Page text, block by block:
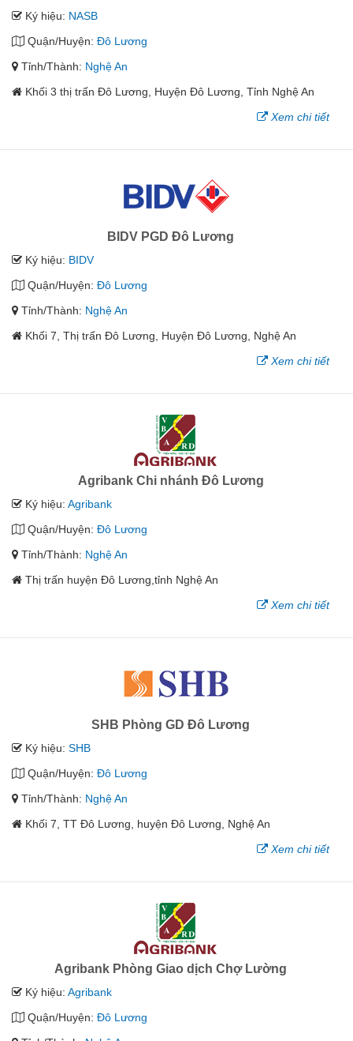
Ký hiệu: NASB
Quận/Huyện: Đô Lương
Tỉnh/Thành: Nghệ An
Khối 3 thị trấn Đô Lương, Huyện Đô Lương, Tỉnh Nghệ An
Xem chi tiết
BIDV PGD Đô Lương
Ký hiệu: BIDV
Quận/Huyện: Đô Lương
Tỉnh/Thành: Nghệ An
Khối 7, Thị trấn Đô Lương, Huyện Đô Lương, Nghệ An
Xem chi tiết
Agribank Chi nhánh Đô Lương
Ký hiệu: Agribank
Quận/Huyện: Đô Lương
Tỉnh/Thành: Nghệ An
Thị trấn huyện Đô Lương,tỉnh Nghệ An
Xem chi tiết
SHB Phòng GD Đô Lương
Ký hiệu: SHB
Quận/Huyện: Đô Lương
Tỉnh/Thành: Nghệ An
Khối 7, TT Đô Lương, huyện Đô Lương, Nghệ An
Xem chi tiết
Agribank Phòng Giao dịch Chợ Lường
Ký hiệu: Agribank
Quận/Huyện: Đô Lương